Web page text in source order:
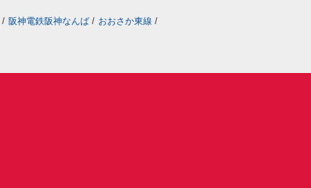
/ 阪神電鉄阪神なんば / おおさか東線 /